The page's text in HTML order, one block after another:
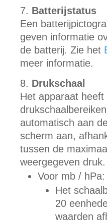
Batterijstatus
Een
geven informatie
de batterij. Zie het
meer informatie.
Drukschaal
Het apparaat heeft
automatisch aan
scherm aan,
tussen de
weergegeven druk.
Voor mb / hPa:
Het
20
waarden